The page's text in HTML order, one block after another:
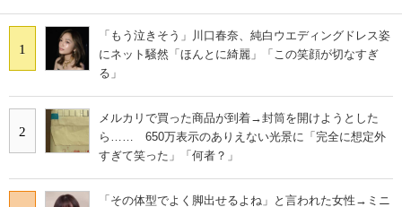
1
「もう泣きそう」川口春奈、純白ウエディングドレス姿
にネット騒然「ほんとに綺麗」「この笑顔が切なすぎ
る」
2
メルカリで買った商品が到着→封筒を開けようとした
ら…… 650万表示のありえない光景に「完全に想定外
すぎて笑った」「何者？」
「その体型でよく脚出せるよね」と言われた女性→ミニ